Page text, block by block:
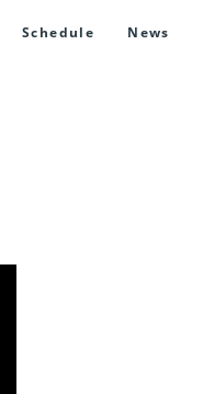
Schedule News